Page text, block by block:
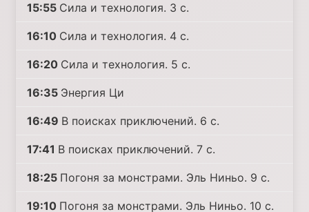
15:55 Сила и технология. 3 с.
16:10 Сила и технология. 4 с.
16:20 Сила и технология. 5 с.
16:35 Энергия Ци
16:49 В поисках приключений. 6 с.
17:41 В поисках приключений. 7 с.
18:25 Погоня за монстрами. Эль Ниньо. 9 с.
19:10 Погоня за монстрами. Эль Ниньо. 10 с.